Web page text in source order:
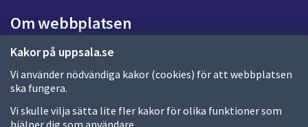
Kakor på uppsala.se
Vi använder nödvändiga kakor (cookies) för att webbplatsen
ska fungera.
Vi skulle vilja sätta lite fler kakor för olika funktioner som
hjälper dig som användare.
d
a
Om webbplatsen
Om webbplatsen
Allmänna handlingar och diarium
Behandling av personuppgifter